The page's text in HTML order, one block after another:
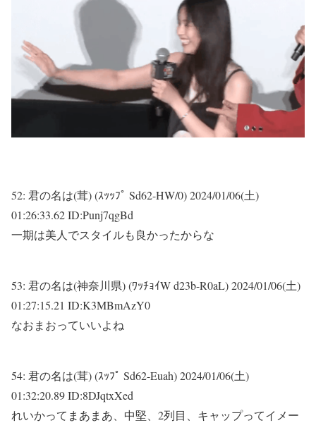
52: 君の名は(茸) (ｽｯｯﾌﾟ Sd62-HW/0)2024/01/06(土)
01:26:33.62 ID:Punj7qgBd
一期は美人でスタイルも良かったからな
53: 君の名は(神奈川県) (ﾜｯﾁｮｲW d23b-R0aL)2024/01/06(土)
01:27:15.21 ID:K3MBmAzY0
なおまおっていいよね
54: 君の名は(茸) (ｽｯﾌﾟ Sd62-Euah)2024/01/06(土)
01:32:20.89 ID:8DJqtxXed
れいかってまあまあ、中堅、2列目、キャップってイメー